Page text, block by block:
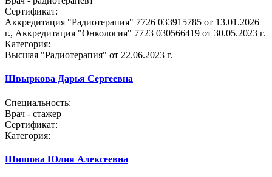
Сертификат:
Аккредитация "Радиотерапия" 7726 033915785 от 13.01.2026
г., Аккредитация "Онкология" 7723 030566419 от 30.05.2023 г.
Категория:
Высшая "Радиотерапия" от 22.06.2023 г.
Швыркова Дарья Сергеевна
Специальность:
Врач - стажер
Сертификат:
Категория:
Шишова Юлия Алексеевна